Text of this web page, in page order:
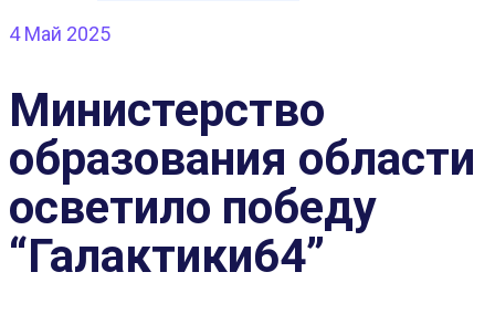
4Май 2025
Министерство
образования области
осветило победу
“Галактики64”